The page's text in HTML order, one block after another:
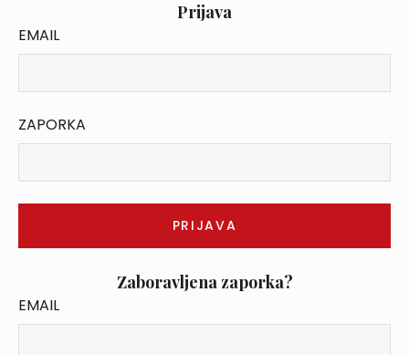
Prijava
EMAIL
ZAPORKA
Zaboravljena zaporka?
EMAIL